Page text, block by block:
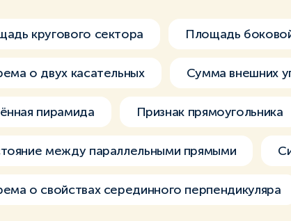
кругового сектора Площадь
о двух касательных Сумма внешних
пирамида Признак прямоугольника
между параллельными прямыми
о свойствах серединного перпендикуляра